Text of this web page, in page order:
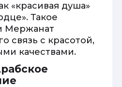
«красивая душа»
Такое
Мержанат
связь с красотой,
качествами.